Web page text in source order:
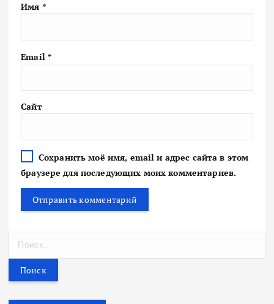
Имя *
Email *
Сайт
Сохранить моё имя, email и адрес сайта в этом
браузере для последующих моих комментариев.
т